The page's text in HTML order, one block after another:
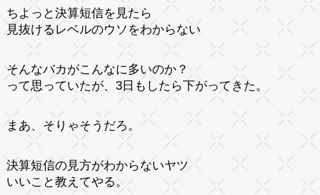
ちよっと決算短信を見たら
見抜けるレベルのウソをわからない
そんなバカがこんなに多いのか？
って思っていたが、3日もしたら下がってきた。
まあ、そりゃそうだろ。
決算短信の見方がわからないヤツ
いいこと教えてやる。